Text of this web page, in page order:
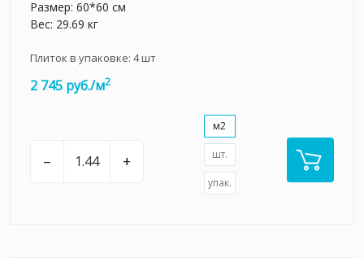
Размер: 60*60 см
Вес: 29.69 кг
Плиток в упаковке: 4шт
2 745 руб./м2
– +
м2
шт.
упак.